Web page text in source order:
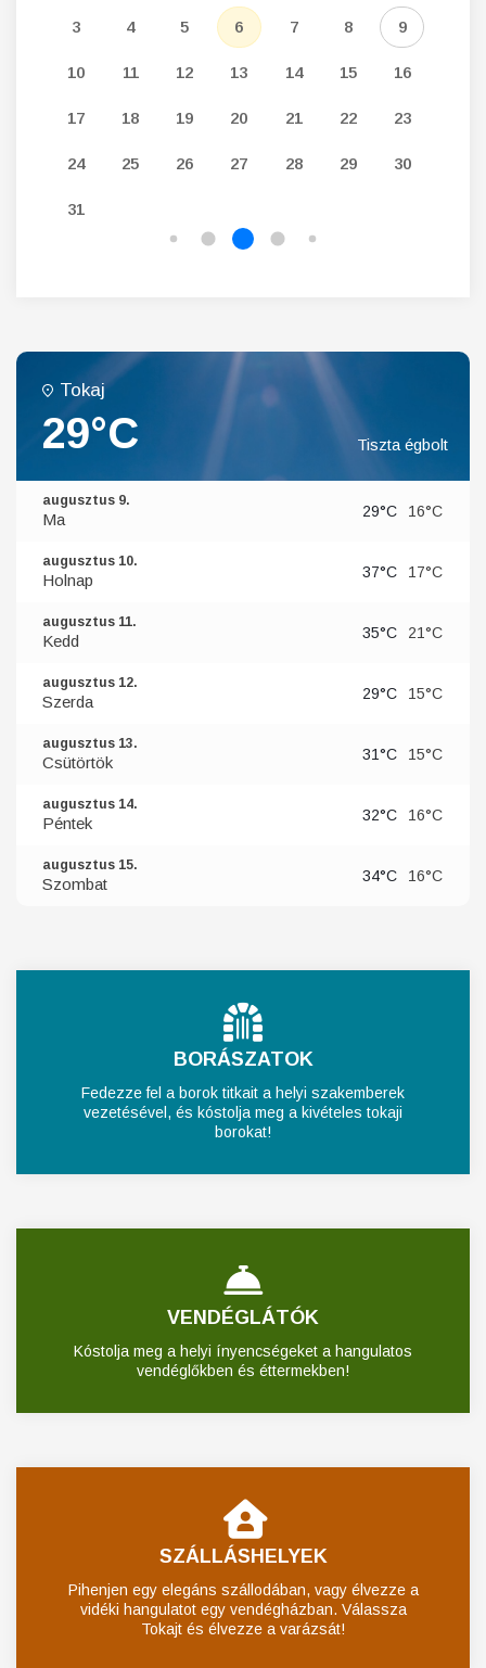
3 4 5 6 7 8 9
10 11 12 13 14 15 16
17 18 19 20 21 22 23
24 25 26 27 28 29 30
31
Tokaj
29°C Tiszta égbolt
augusztus 9.
Ma 29°C 16°C
augusztus 10.
Holnap 37°C 17°C
augusztus 11.
Kedd 35°C 21°C
augusztus 12.
Szerda 29°C 15°C
augusztus 13.
Csütörtök 31°C 15°C
augusztus 14.
Péntek 32°C 16°C
augusztus 15.
Szombat 34°C 16°C
BORÁSZATOK
Fedezze fel a borok titkait a helyi szakemberek
vezetésével, és kóstolja meg a kivételes tokaji
borokat!
VENDÉGLÁTÓK
Kóstolja meg a helyi ínyencségeket a hangulatos
vendéglőkben és éttermekben!
SZÁLLÁSHELYEK
Pihenjen egy elegáns szállodában, vagy élvezze a
vidéki hangulatot egy vendégházban. Válassza
Tokajt és élvezze a varázsát!